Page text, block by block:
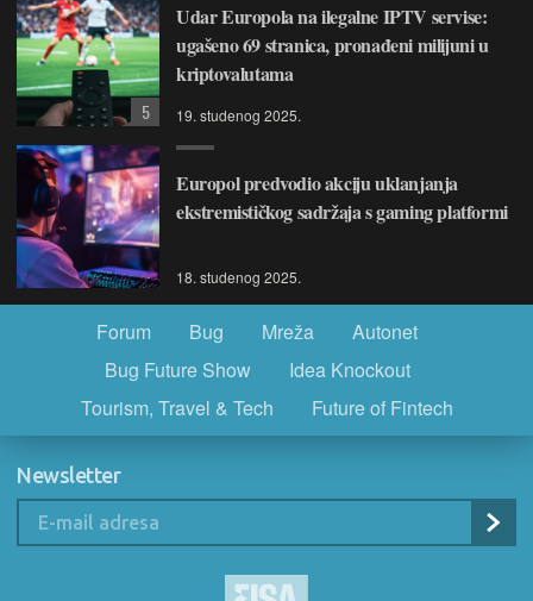
Udar Europola na ilegalne IPTV servise:
ugašeno 69 stranica, pronađeni milijuni u
kriptovalutama
19. studenog 2025.
5
Europol predvodio akciju uklanjanja
ekstremističkog sadržaja s gaming platformi
18. studenog 2025.
Forum Bug Mreža
Autonet
Bug Future Show
Idea Knockout
Tourism, Travel & Tech
Future of Fintech
Newsletter